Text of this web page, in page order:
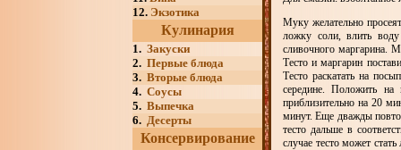
12. Экзотика
Кулинария
1. Закуски
2. Первые блюда
3. Вторые блюда
4. Соусы
5. Выпечка
6. Десерты
Консервирование
Муку желательно
ложку соли, влить
сливочного маргарина.
Тесто и маргарин
Тесто раскатать на
середине. Положить на
приблизительно на 20
минут. Еще дважды
тесто дальше в
случае тесто может